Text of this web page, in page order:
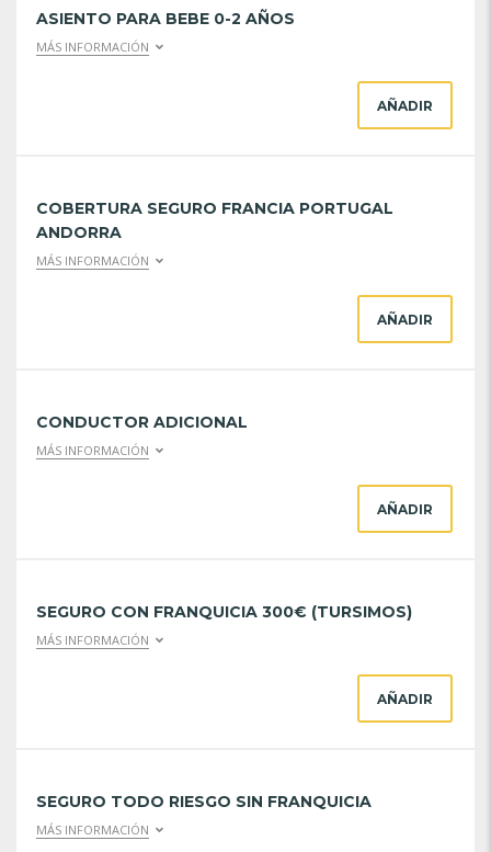
ASIENTO PARA BEBE 0-2 AÑOS
MÁS INFORMACIÓN
AÑADIR
COBERTURA SEGURO FRANCIA PORTUGAL
ANDORRA
MÁS INFORMACIÓN
AÑADIR
CONDUCTOR ADICIONAL
MÁS INFORMACIÓN
AÑADIR
SEGURO CON FRANQUICIA 300€ (TURSIMOS)
MÁS INFORMACIÓN
AÑADIR
SEGURO TODO RIESGO SIN FRANQUICIA
MÁS INFORMACIÓN